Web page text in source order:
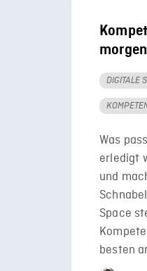
DIGITALE
Was
erledigt
und
Space
besten